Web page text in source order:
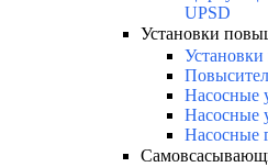
UPSD
Установки
Насосные
Насосные
Насосные